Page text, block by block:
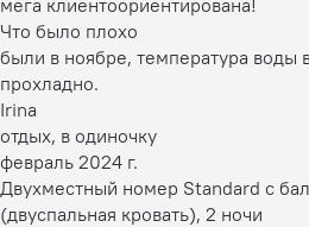
Что было плохо
были в ноябре, температура воды
прохладно.
Irina
отдых, в одиночку
февраль 2024 г.
Двухместный номер Standard с
(двуспальная кровать), 2 ночи